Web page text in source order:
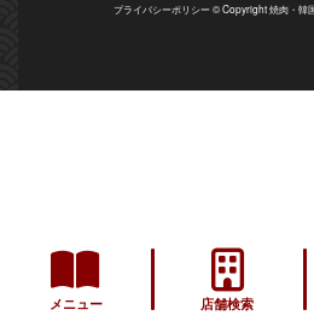
プライバシーポリシー © Copyright 焼肉・韓
メニュー 店舗検索